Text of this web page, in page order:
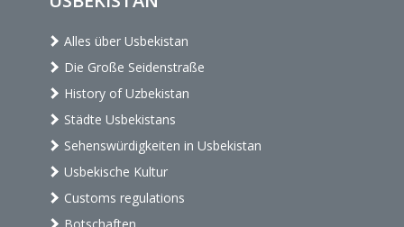
Alles über Usbekistan
Die Große Seidenstraße
History of Uzbekistan
Städte Usbekistans
Sehenswürdigkeiten in Usbekistan
Usbekische Kultur
Customs regulations